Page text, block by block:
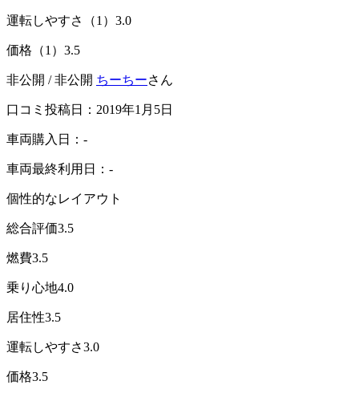
運転しやすさ（1） 3.0
価格（1） 3.5
非公開 / 非公開 ちーちーさん
口コミ投稿日：2019年1月5日
車両購入日：-
車両最終利用日：-
個性的なレイアウト
総合評価3.5
燃費3.5
乗り心地4.0
居住性3.5
運転しやすさ3.0
価格3.5